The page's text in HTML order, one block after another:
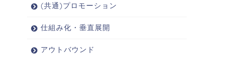
(共通)プロモーション
仕組み化・垂直展開
アウトバウンド